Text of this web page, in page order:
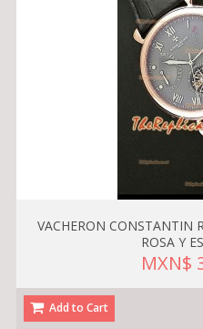
VACHERON CONSTANTIN
ROSA Y
MXN$
Add to Cart